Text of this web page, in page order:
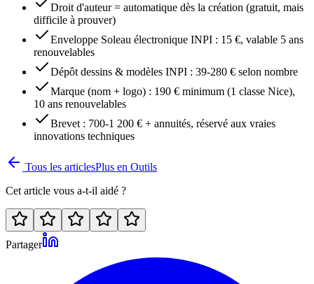
Droit d'auteur = automatique dès la création (gratuit, mais
difficile à prouver)
Enveloppe Soleau électronique INPI : 15 €, valable 5 ans
renouvelables
Dépôt dessins & modèles INPI : 39-280 € selon nombre
Marque (nom + logo) : 190 € minimum (1 classe Nice),
10 ans renouvelables
Brevet : 700-1 200 € + annuités, réservé aux vraies
innovations techniques
Tous les articlesPlus en Outils
Cet article vous a-t-il aidé ?
Partager